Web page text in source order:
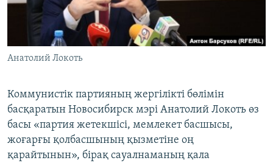
Анатолий Локоть
​Коммунистік партияның жергілікті бөлімін
басқаратын Новосибирск мэрі Анатолий Локоть өз
басы «партия жетекшісі, мемлекет басшысы,
жоғарғы қолбасшының қызметіне оң
қарайтынын», бірақ сауалнаманың қала